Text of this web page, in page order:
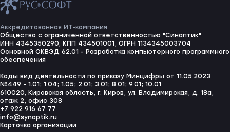
Аккредитованная ИТ-компания
Общество с ограниченной ответственностью "Синаптик"
ИНН 4345350290, КПП 434501001, ОГРН 1134345003704
Основной ОКВЭД 62.01 - Разработка компьютерного программного
обеспечения
Коды вид деятельности по приказу Минцифры от 11.05.2023
№449 - 1.01; 1.04; 1.05; 2.01; 3.01; 8.01; 9.01; 10.01
610020, Кировская область, г. Киров, ул. Владимирская, д. 18а,
этаж 2, офис 308
+7 922 916 67 77
info@synaptik.ru
Карточка организации